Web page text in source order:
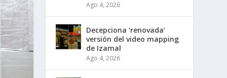
Ago 4, 2026
Decepciona ‘renovada’
versión del video mapping
de Izamal
Ago 4, 2026